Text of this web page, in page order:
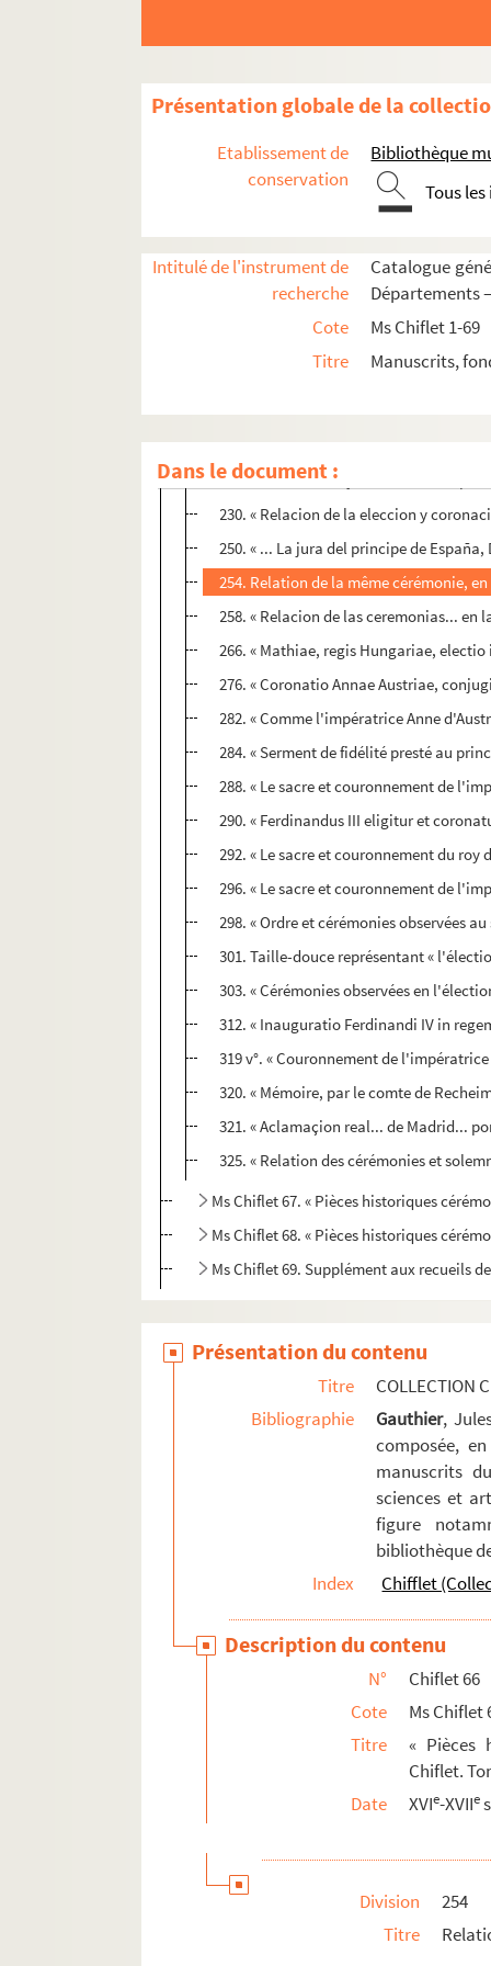
Présentation globale de la
Etablissement de
conservation
Bibliothèque
Tous
Intitulé de l'instrument de
recherche
Catalogue
Départements
Cote
Ms Chiflet 1-69
Titre
Manuscrits,
Dans le document :
79. « Prima coronatio Caroli V
111. « Coronatio [ejusdem]
116. « Secunda et tertia coronatio
138. « Quomodo potentissimus
142. « Relacion de lo que passo
144. « Narré succinct des choses
158. Relation écrite au prince D.
206. « Maximiliani II, Bohemiae regis,
214. « Maximiliani II, regis
224. « Relacion del juramento del...
230. « Relacion de la eleccion y
250. « ... La jura del principe de España,
254. Relation de la même cérémonie,
258. « Relacion de las ceremonias...
266. « Mathiae, regis Hungariae,
276. « Coronatio Annae Austriae,
282. « Comme l'impératrice Anne
284. « Serment de fidélité presté au
288. « Le sacre et couronnement de
290. « Ferdinandus III eligitur et
292. « Le sacre et couronnement du
296. « Le sacre et couronnement de
298. « Ordre et cérémonies observées
301. Taille-douce représentant «
303. « Cérémonies observées en
312. « Inauguratio Ferdinandi IV in
319 v°. « Couronnement de
320. « Mémoire, par le comte de
321. « Aclamaçion real... de Madrid...
325. « Relation des cérémonies et
Ms Chiflet 67. « Pièces historiques
Ms Chiflet 68. « Pièces historiques
Ms Chiflet 69. Supplément aux recueils
Présentation du contenu
Titre
COLLECTION
Bibliographie
Gauthier,
composée,
manuscrits
sciences et
figure
bibliothèque
Index
Chifflet
Description du contenu
N°
Chiflet 66
Cote
Ms Chiflet
Titre
« Pièces
Chiflet.
Date
XVIe-XVIIe
Division
254
Titre